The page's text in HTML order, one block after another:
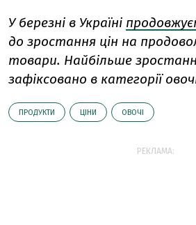
У березні в Україні
до зростання цін на
товари. Найбільше
зафіксовано в категорії
ПРОДУКТИ ЦІНИ ОВОЧІ
РЕКЛАМА: